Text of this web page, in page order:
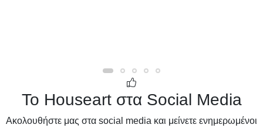
Το Houseart στα Social Media
Ακολουθήστε μας στα social media και μείνετε ενημερωμένοι